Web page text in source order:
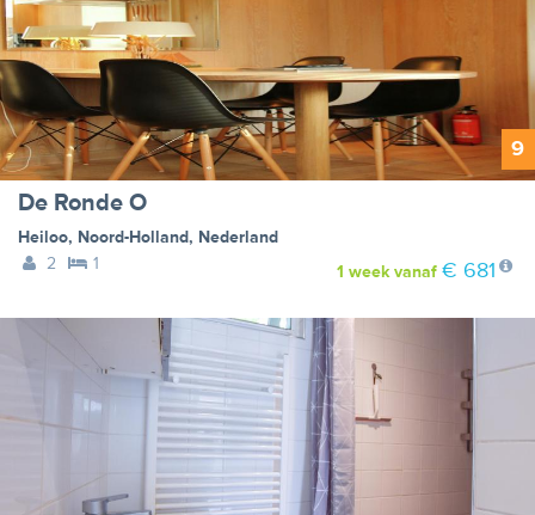
9
De Ronde O
Heiloo, Noord-Holland, Nederland
2
1 1 weekvanaf € 681